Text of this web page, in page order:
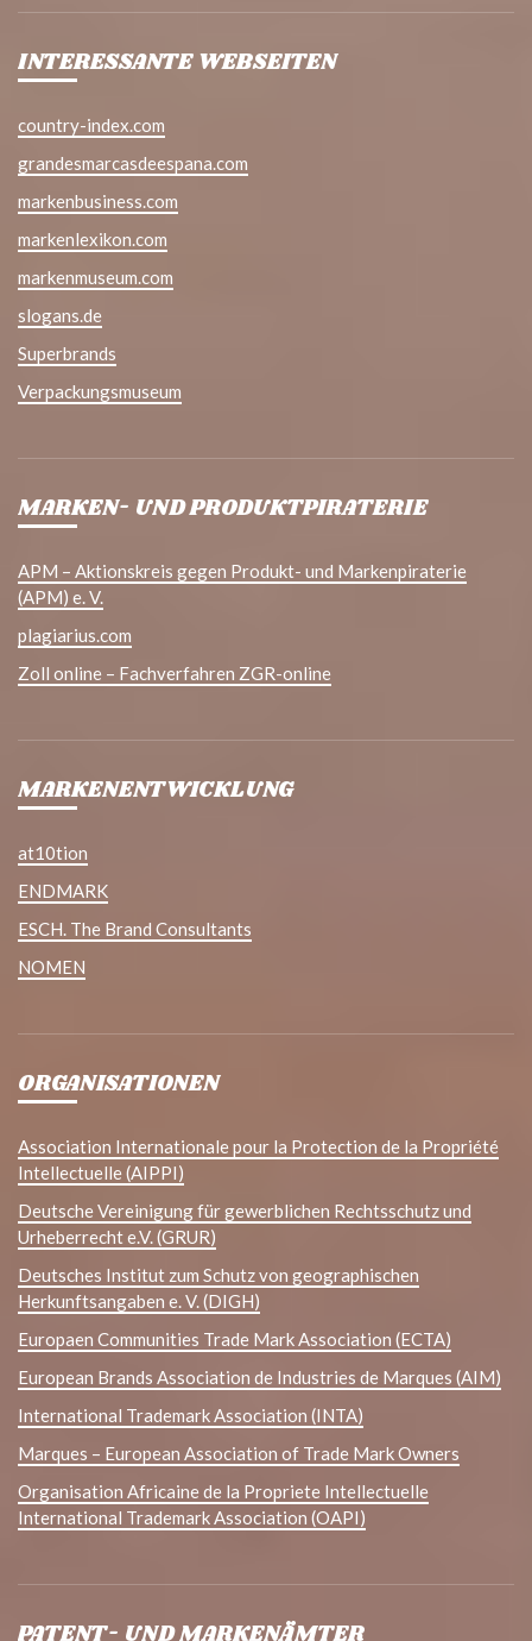
INTERESSANTE WEBSEITEN
country-index.com
grandesmarcasdeespana.com
markenbusiness.com
markenlexikon.com
markenmuseum.com
slogans.de
Superbrands
Verpackungsmuseum
MARKEN- UND PRODUKTPIRATERIE
APM – Aktionskreis gegen Produkt- und Markenpiraterie
(APM) e. V.
plagiarius.com
Zoll online – Fachverfahren ZGR-online
MARKENENTWICKLUNG
at10tion
ENDMARK
ESCH. The Brand Consultants
NOMEN
ORGANISATIONEN
Association Internationale pour la Protection de la Propriété
Intellectuelle (AIPPI)
Deutsche Vereinigung für gewerblichen Rechtsschutz und
Urheberrecht e.V. (GRUR)
Deutsches Institut zum Schutz von geographischen
Herkunftsangaben e. V. (DIGH)
Europaen Communities Trade Mark Association (ECTA)
European Brands Association de Industries de Marques (AIM)
International Trademark Association (INTA)
Marques – European Association of Trade Mark Owners
Organisation Africaine de la Propriete Intellectuelle
International Trademark Association (OAPI)